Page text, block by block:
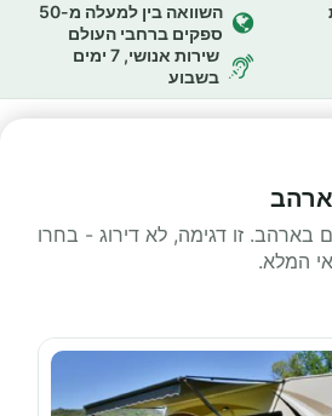
השוואה בין למעלה מ-50
ספקים ברחבי העולם
שירות אנושי, 7 ימים
בשבוע
בארהב. זו דגימה, לא דירוג - בחרו
המלא.